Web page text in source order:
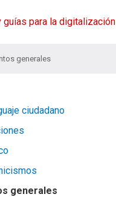
guías para la digitalización
generales
ciudadano
generales